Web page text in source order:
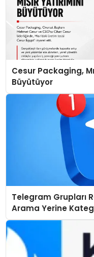
Cesur Packaging,
Büyütüyor
Telegram Grupları
Arama Yerine